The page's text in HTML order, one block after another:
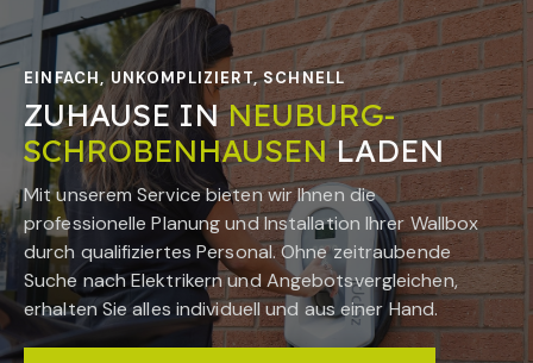
EINFACH, UNKOMPLIZIERT, SCHNELL
ZUHAUSE INNEUBURG-
SCHROBENHAUSENLADEN
Mit unserem Service bieten wir Ihnen die
professionelle Planung und Installation Ihrer Wallbox
durch qualifiziertes Personal. Ohne zeitraubende
Suche nach Elektrikern und Angebotsvergleichen,
erhalten Sie alles individuell und aus einer Hand.